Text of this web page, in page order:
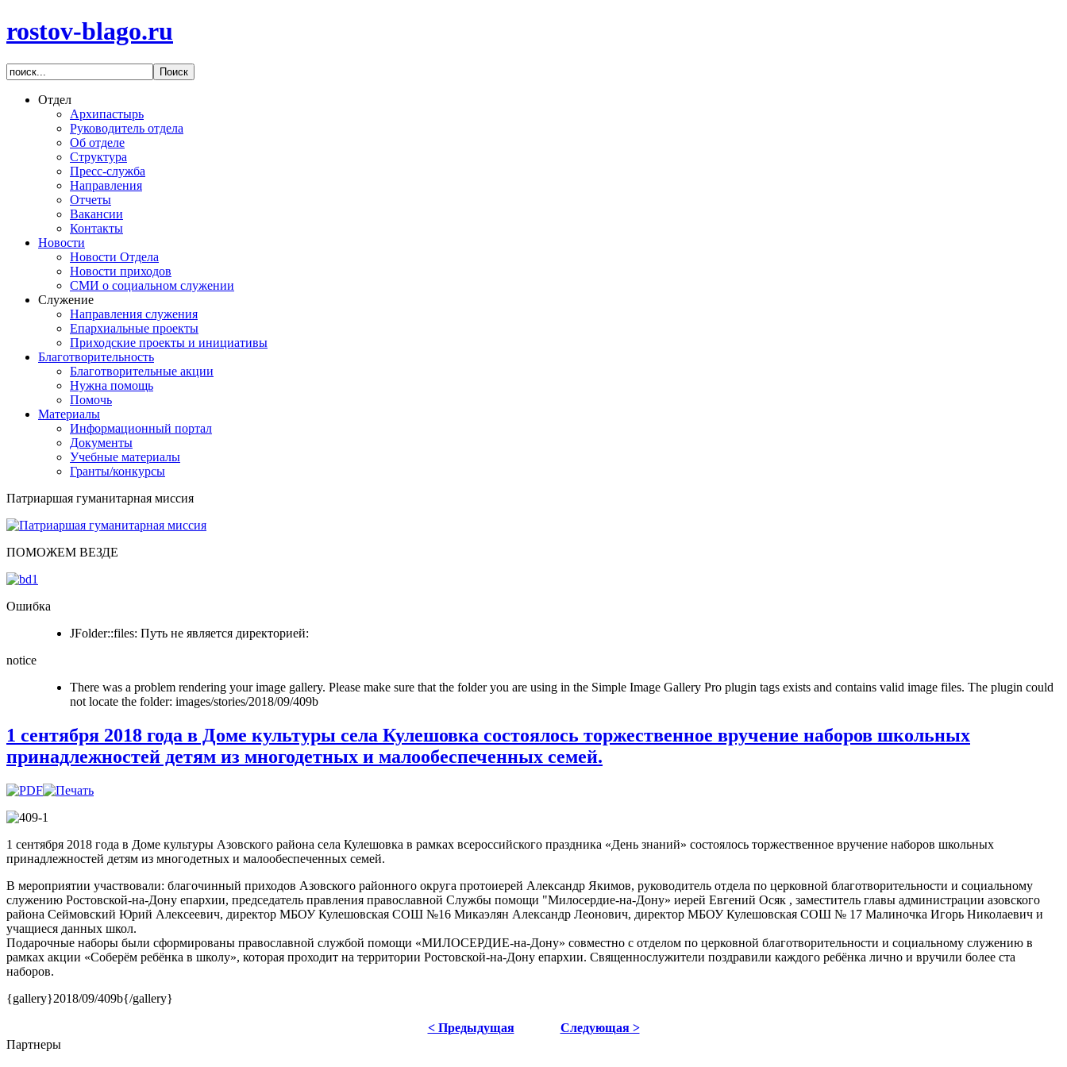
rostov-blago.ru
Отдел
Архипастырь
Руководитель отдела
Об отделе
Структура
Пресс-служба
Направления
Отчеты
Вакансии
Контакты
Новости
Новости Отдела
Новости приходов
СМИ о социальном служении
Служение
Направления служения
Епархиальные проекты
Приходские проекты и инициативы
Благотворительность
Благотворительные акции
Нужна помощь
Помочь
Материалы
Информационный портал
Документы
Учебные материалы
Гранты/конкурсы
Патриаршая гуманитарная миссия
ПОМОЖЕМ ВЕЗДЕ
Ошибка
JFolder::files: Путь не является директорией:
notice
There was a problem rendering your image gallery. Please make sure that the folder you are using in the Simple Image Gallery Pro plugin tags exists and contains valid image files. The plugin could
not locate the folder: images/stories/2018/09/409b
1 сентября 2018 года в Доме культуры села Кулешовка состоялось торжественное вручение наборов школьных
принадлежностей детям из многодетных и малообеспеченных семей.
1 сентября 2018 года в Доме культуры Азовского района села Кулешовка в рамках всероссийского праздника «День знаний» состоялось торжественное вручение наборов школьных
принадлежностей детям из многодетных и малообеспеченных семей.
В мероприятии участвовали: благочинный приходов Азовского районного округа протоиерей Александр Якимов, руководитель отдела по церковной благотворительности и социальному
служению Ростовской-на-Дону епархии, председатель правления православной Службы помощи "Милосердие-на-Дону» иерей Евгений Осяк , заместитель главы администрации азовского
района Сеймовский Юрий Алексеевич, директор МБОУ Кулешовская СОШ №16 Микаэлян Александр Леонович, директор МБОУ Кулешовская СОШ № 17 Малиночка Игорь Николаевич и
учащиеся данных школ.
Подарочные наборы были сформированы православной службой помощи «МИЛОСЕРДИЕ-на-Дону» совместно с отделом по церковной благотворительности и социальному служению в
рамках акции «Соберём ребёнка в школу», которая проходит на территории Ростовской-на-Дону епархии. Священнослужители поздравили каждого ребёнка лично и вручили более ста
наборов.
{gallery}2018/09/409b{/gallery}
< Предыдущая
Следующая >
Партнеры